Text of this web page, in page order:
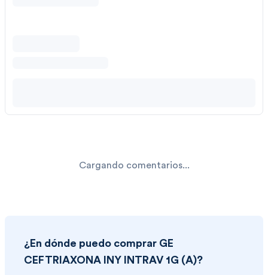
Cargando comentarios...
¿En dónde puedo comprar GE
CEFTRIAXONA INY INTRAV 1G (A)?